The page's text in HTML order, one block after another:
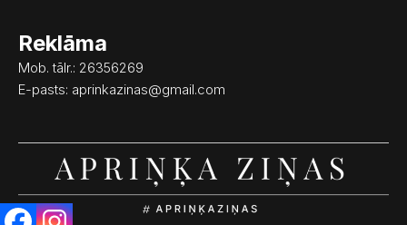
Reklāma
Mob. tālr.: 26356269
E-pasts: aprinkazinas@gmail.com